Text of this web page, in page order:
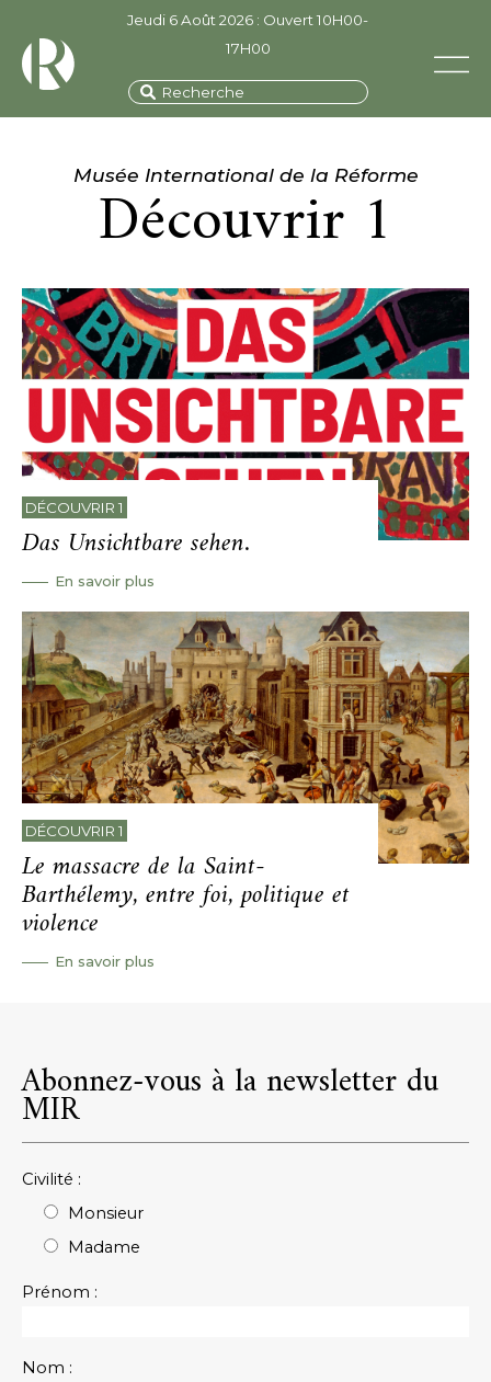
Jeudi 6 Août 2026 : Ouvert 10H00-
17H00
Musée International de la Réforme
Découvrir 1
DÉCOUVRIR 1
Das Unsichtbare sehen.
En savoir plus
DÉCOUVRIR 1
Le massacre de la Saint-
Barthélemy, entre foi, politique et
violence
En savoir plus
Abonnez-vous à la newsletter du
MIR
Civilité :
Monsieur
Madame
Prénom :
Nom :